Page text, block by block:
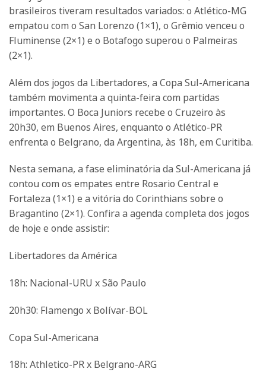
brasileiros tiveram resultados variados: o Atlético-MG
empatou com o San Lorenzo (1×1), o Grêmio venceu o
Fluminense (2×1) e o Botafogo superou o Palmeiras
(2×1).
Além dos jogos da Libertadores, a Copa Sul-Americana
também movimenta a quinta-feira com partidas
importantes. O Boca Juniors recebe o Cruzeiro às
20h30, em Buenos Aires, enquanto o Atlético-PR
enfrenta o Belgrano, da Argentina, às 18h, em Curitiba.
Nesta semana, a fase eliminatória da Sul-Americana já
contou com os empates entre Rosario Central e
Fortaleza (1×1) e a vitória do Corinthians sobre o
Bragantino (2×1). Confira a agenda completa dos jogos
de hoje e onde assistir:
Libertadores da América
18h: Nacional-URU x São Paulo
20h30: Flamengo x Bolívar-BOL
Copa Sul-Americana
18h: Athletico-PR x Belgrano-ARG